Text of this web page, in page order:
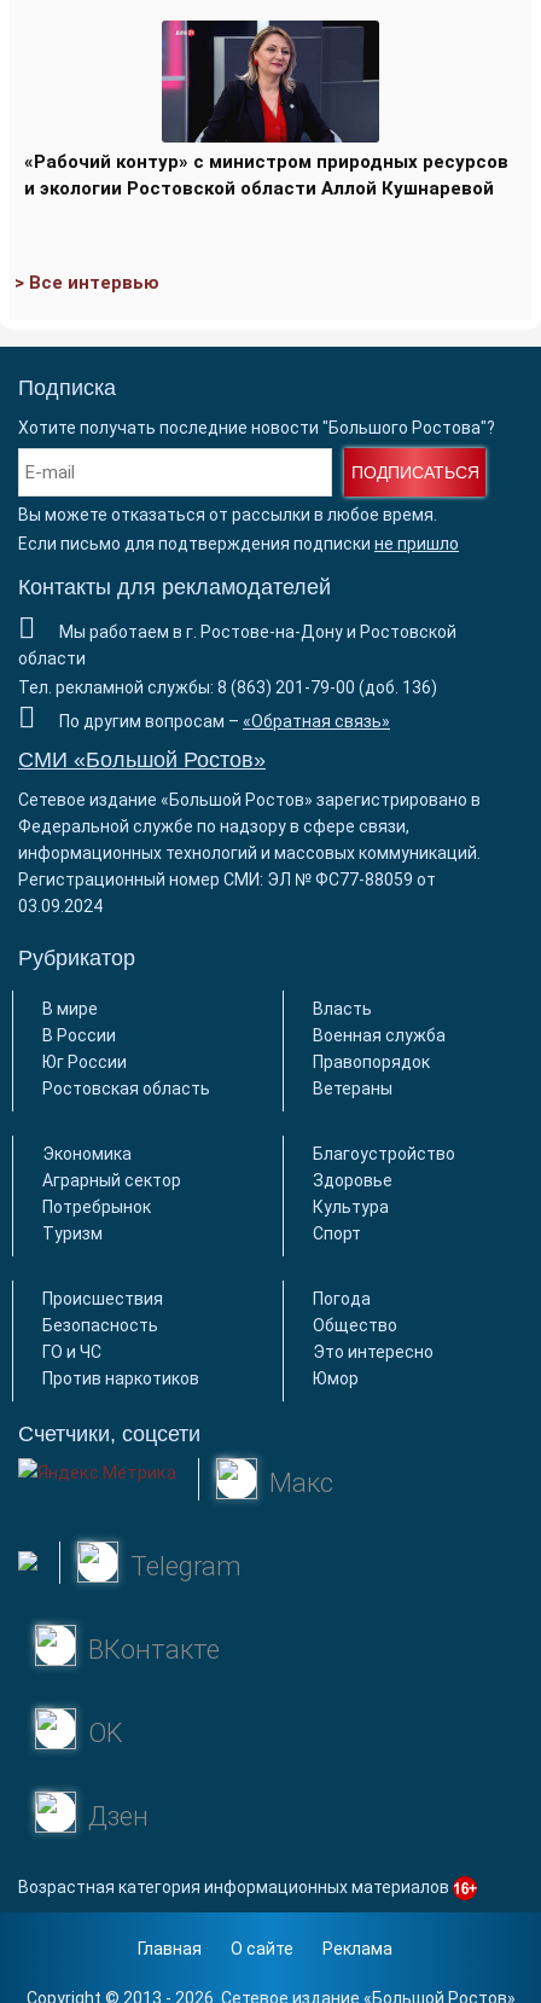
«Рабочий контур» с министром природных ресурсов
и экологии Ростовской области Аллой Кушнаревой
> Все интервью
Подписка
Хотите получать последние новости "Большого Ростова"?
ПОДПИСАТЬСЯ
Вы можете отказаться от рассылки в любое время.
Если письмо для подтверждения подписки не пришло
Контакты для рекламодателей
Мы работаем в г. Ростове-на-Дону и Ростовской
области
Тел. рекламной службы: 8 (863) 201-79-00 (доб. 136)
По другим вопросам – «Обратная связь»
СМИ «Большой Ростов»
Сетевое издание «Большой Ростов» зарегистрировано в
Федеральной службе по надзору в сфере связи,
информационных технологий и массовых коммуникаций.
Регистрационный номер СМИ: ЭЛ № ФС77-88059 от
03.09.2024
Рубрикатор
В мире
В России
Юг России
Ростовская область
Власть
Военная служба
Правопорядок
Ветераны
Экономика
Аграрный сектор
Потребрынок
Туризм
Благоустройство
Здоровье
Культура
Спорт
Происшествия
Безопасность
ГО и ЧС
Против наркотиков
Погода
Общество
Это интересно
Юмор
Счетчики, соцсети
Макс
Telegram
ВКонтакте
OK
Дзен
Возрастная категория информационных материалов
Главная О сайте Реклама
Copyright © 2013 - 2026. Сетевое издание «Большой Ростов»